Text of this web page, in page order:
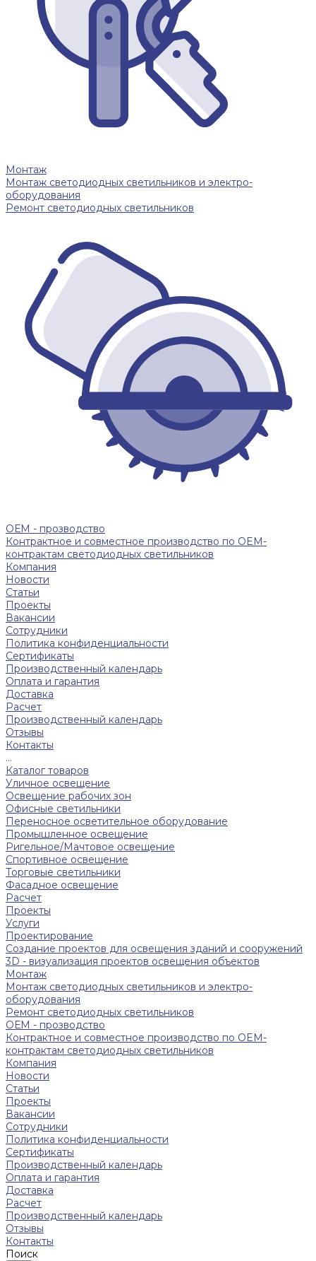
Монтаж
Монтаж светодиодных светильников и электро-
оборудования
Ремонт светодиодных светильников
ОЕМ - прозводство
Контрактное и совместное производство по OEM-
контрактам светодиодных светильников
Компания
Новости
Статьи
Проекты
Вакансии
Сотрудники
Политика конфиденциальности
Сертификаты
Производственный календарь
Оплата и гарантия
Доставка
Расчет
Производственный календарь
Отзывы
Контакты
...
Каталог товаров
Уличное освещение
Освещение рабочих зон
Офисные светильники
Переносное осветительное оборудование
Промышленное освещение
Ригельное/Мачтовое освещение
Спортивное освещение
Торговые светильники
Фасадное освещение
Расчет
Проекты
Услуги
Проектирование
Создание проектов для освещения зданий и сооружений
3D - визуализация проектов освещения объектов
Монтаж
Монтаж светодиодных светильников и электро-
оборудования
Ремонт светодиодных светильников
ОЕМ - прозводство
Контрактное и совместное производство по OEM-
контрактам светодиодных светильников
Компания
Новости
Статьи
Проекты
Вакансии
Сотрудники
Политика конфиденциальности
Сертификаты
Производственный календарь
Оплата и гарантия
Доставка
Расчет
Производственный календарь
Отзывы
Контакты
Поиск